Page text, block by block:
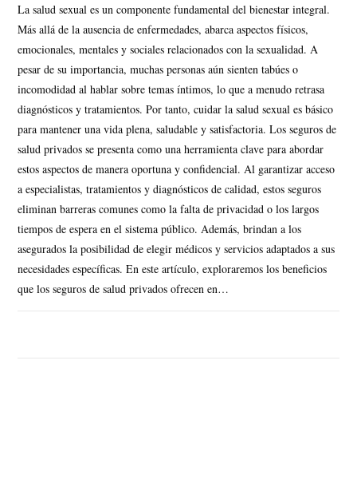
La salud sexual es un componente fundamental del bienestar integral.
Más allá de la ausencia de enfermedades, abarca aspectos físicos,
emocionales, mentales y sociales relacionados con la sexualidad. A
pesar de su importancia, muchas personas aún sienten tabúes o
incomodidad al hablar sobre temas íntimos, lo que a menudo retrasa
diagnósticos y tratamientos. Por tanto, cuidar la salud sexual es básico
para mantener una vida plena, saludable y satisfactoria. Los seguros de
salud privados se presenta como una herramienta clave para abordar
estos aspectos de manera oportuna y confidencial. Al garantizar acceso
a especialistas, tratamientos y diagnósticos de calidad, estos seguros
eliminan barreras comunes como la falta de privacidad o los largos
tiempos de espera en el sistema público. Además, brindan a los
asegurados la posibilidad de elegir médicos y servicios adaptados a sus
necesidades específicas. En este artículo, exploraremos los beneficios
que los seguros de salud privados ofrecen en…